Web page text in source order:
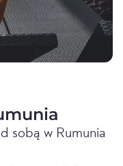
sobą w Rumunia